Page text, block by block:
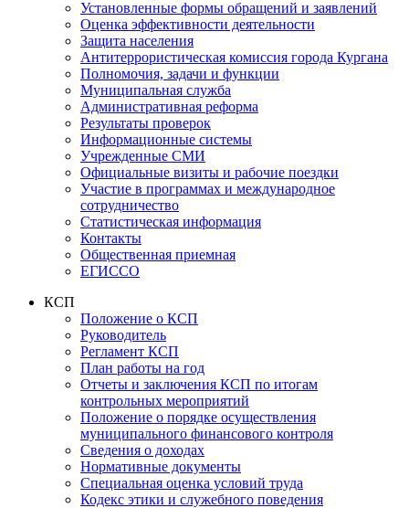
Установленные формы обращений и заявлений
Оценка эффективности деятельности
Защита населения
Антитеррористическая комиссия города Кургана
Полномочия, задачи и функции
Муниципальная служба
Административная реформа
Результаты проверок
Информационные системы
Учрежденные СМИ
Официальные визиты и рабочие поездки
Участие в программах и международное
сотрудничество
Статистическая информация
Контакты
Общественная приемная
ЕГИССО
КСП
Положение о КСП
Руководитель
Регламент КСП
План работы на год
Отчеты и заключения КСП по итогам
контрольных мероприятий
Положение о порядке осуществления
муниципального финансового контроля
Сведения о доходах
Нормативные документы
Специальная оценка условий труда
Кодекс этики и служебного поведения